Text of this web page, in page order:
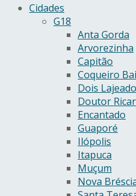
Cidades
G18
Anta Gorda
Arvorezinha
Capitão
Coqueiro
Dois
Doutor
Encantado
Guaporé
Ilópolis
Itapuca
Muçum
Nova